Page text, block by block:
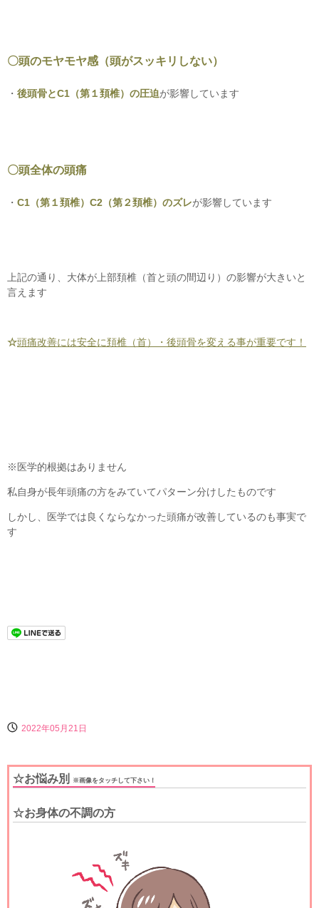
〇頭のモヤモヤ感 （頭がスッキリしない）
・ 後頭骨とC1（第１頚椎）の圧迫が影響しています
〇頭全体の頭痛
・ C1（第１頚椎）C2（第２頚椎）のズレが影響しています
上記の通り、大体が上部頚椎（首と頭の間辺り）の影響が大きいと
言えます
☆頭痛改善には安全に頚椎（首）・後頭骨を変える事が重要です！
※医学的根拠はありません
私自身が長年頭痛の方をみていてパターン分けしたものです
しかし、医学では良くならなかった頭痛が改善しているのも事実で
す
2022年05月21日
☆お悩み別 ※画像をタッチして下さい！
☆お身体の不調の方